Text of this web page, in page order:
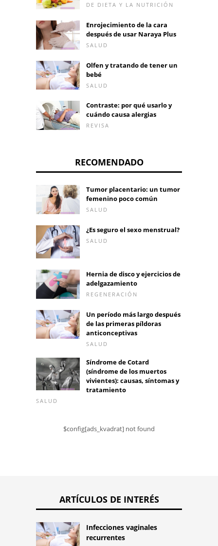
DE DIETA Y LA NUTRICIÓN
Enrojecimiento de la cara
después de usar Naraya Plus
SALUD
Olfen y tratando de tener un
bebé
SALUD
Contraste: por qué usarlo y
cuándo causa alergias
REVISA
RECOMENDADO
Tumor placentario: un tumor
femenino poco común
SALUD
¿Es seguro el sexo menstrual?
SALUD
Hernia de disco y ejercicios de
adelgazamiento
REGENERACIÓN
Un período más largo después
de las primeras píldoras
anticonceptivas
SALUD
Síndrome de Cotard
(síndrome de los muertos
vivientes): causas, síntomas y
tratamiento
SALUD
$config[ads_kvadrat] not found
ARTÍCULOS DE INTERÉS
Infecciones vaginales
recurrentes